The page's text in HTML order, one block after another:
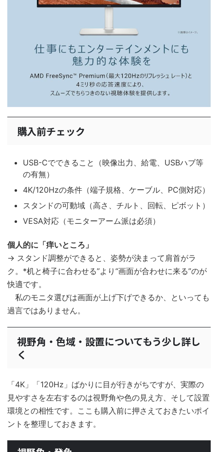
購入前チェック
USB-Cでできること（映像出力、給電、USBハブ等
の有無）
4K/120Hzの条件（端子規格、ケーブル、PC側対応）
スタンドの可動域（高さ、チルト、回転、ピボット）
VESA対応（モニターアーム派は必須）
個人的に「痒いところ」
→ スタンド調整ができると、姿勢が決まって肩首がラ
ク。*机と椅子に合わせる”より“画面が合わせに来る”のが
快適です。
私のモニタ選びは画面が上げ下げできるか、といっても
過言ではありません。
視野角・色域・設置についてもう少し詳し
く
「4K」「120Hz」ばかりに目が行きがちですが、実際の
見やすさを左右するのは視野角や色の見え方、そして設置
環境との相性です。ここも購入前に押さえておきたいポイ
ントを整理しておきます。